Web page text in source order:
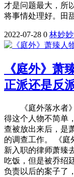
才是问题最大，所
将事情处理好。田
2022-07-28 0 林妙妙
《庭外》萧
正派还是反
《庭外落水者》
得这个人物不简单
查被放出来后，是
的调查工作。 《
新入职的律师萧臻
吃饭，但是被乔绍
负责以后的案子了